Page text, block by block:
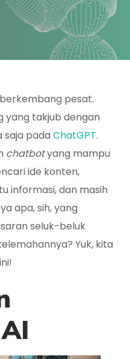
pesat.
yang takjub dengan
saja padaChatGPT.
chatbotyang mampu
ide konten,
informasi, dan masih
apa, sih, yang
seluk-beluk
Yuk, kita